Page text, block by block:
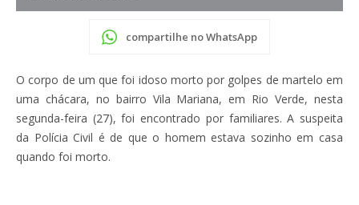
compartilhe no WhatsApp
O corpo de um que foi idoso morto por golpes de martelo em
uma chácara, no bairro Vila Mariana, em Rio Verde, nesta
segunda-feira (27), foi encontrado por familiares. A suspeita
da Polícia Civil é de que o homem estava sozinho em casa
quando foi morto.